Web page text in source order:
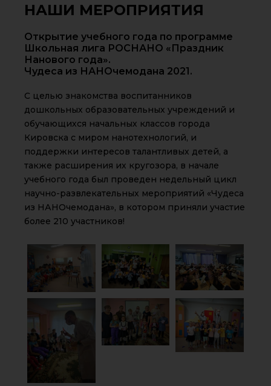
НАШИ МЕРОПРИЯТИЯ
Открытие учебного года по программе
Школьная лига РОСНАНО «Праздник
Нанового года».
Чудеса из НАНОчемодана 2021.
С целью знакомства воспитанников
дошкольных образовательных учреждений и
обучающихся начальных классов города
Кировска с миром нанотехнологий, и
поддержки интересов талантливых детей, а
также расширения их кругозора, в начале
учебного года был проведен недельный цикл
научно-развлекательных мероприятий «Чудеса
из НАНОчемодана», в котором приняли участие
более 210 участников!